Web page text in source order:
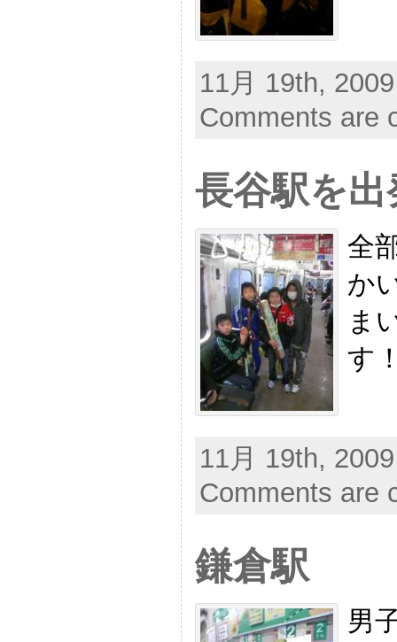
11月 19th,
Comments are
長谷駅を
全
か
ま
す
11月 19th,
Comments are
鎌倉駅
男